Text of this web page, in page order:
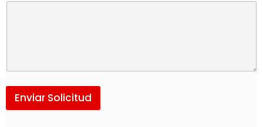
Enviar Solicitud